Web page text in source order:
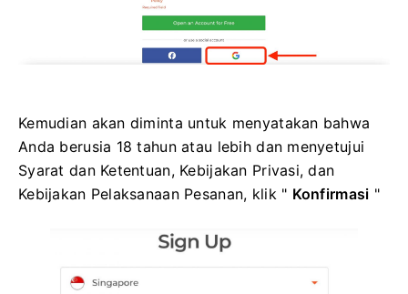
Kemudian akan diminta untuk menyatakan bahwa
Anda berusia 18 tahun atau lebih dan menyetujui
Syarat dan Ketentuan, Kebijakan Privasi, dan
Kebijakan Pelaksanaan Pesanan, klik " Konfirmasi "